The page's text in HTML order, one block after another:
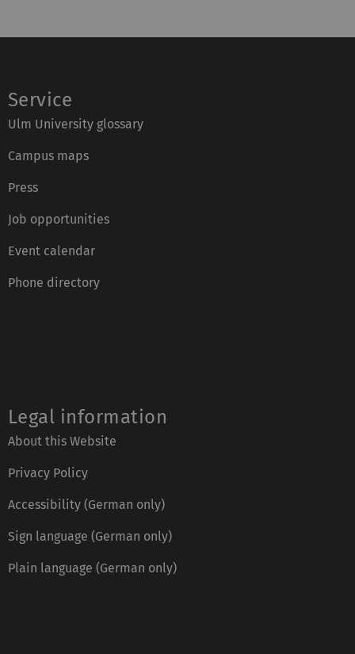
Service
Ulm University glossary
Campus maps
Press
Job opportunities
Event calendar
Phone directory
Legal information
About this Website
Privacy Policy
Accessibility (German only)
Sign language (German only)
Plain language (German only)